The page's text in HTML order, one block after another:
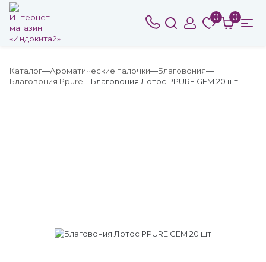
0 0
Каталог Ароматические палочки
Благовония
Благовония Ppure
Благовония Лотос PPURE GEM 20 шт